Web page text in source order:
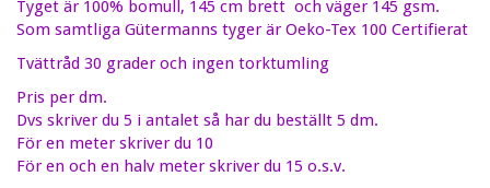
Tyget är 100% bomull, 145 cm brett och väger 145 gsm.
Som samtliga Gütermanns tyger är Oeko-Tex 100 Certifierat
Tvättråd 30 grader och ingen torktumling
Pris per dm.
Dvs skriver du 5 i antalet så har du beställt 5 dm.
För en meter skriver du 10
För en och en halv meter skriver du 15 o.s.v.